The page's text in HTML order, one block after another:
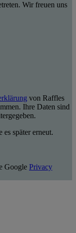
Wir freuen uns
von Raffles
Ihre Daten sind
später erneut.
Google Privacy